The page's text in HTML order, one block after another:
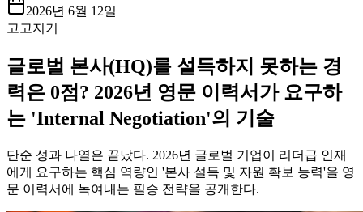
2026년 6월 12일
고고지기
글로벌 본사(HQ)를 설득하지 못하는 경
력은 0점? 2026년 영문 이력서가 요구하
는 'Internal Negotiation'의 기술
단순 성과 나열은 끝났다. 2026년 글로벌 기업이 리더급 인재
에게 요구하는 핵심 역량인 '본사 설득 및 자원 확보 능력'을 영
문 이력서에 녹여내는 필승 전략을 공개한다.